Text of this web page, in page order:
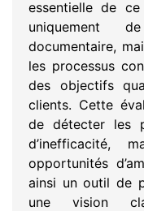
essentielle de
uniquement
documentaire,
les processus
des objectifs
clients. Cette
de détecter les
d’inefficacité,
opportunités
ainsi un outil de
une vision